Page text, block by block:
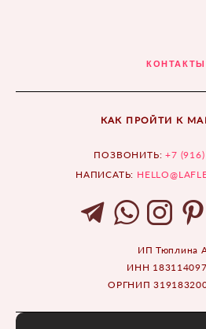
КОНТАКТЫ
КАК ПРОЙТИ К
ПОЗВОНИТЬ:+7
НАПИСАТЬ:
ИП Тюплина
ИНН
ОРГНИП